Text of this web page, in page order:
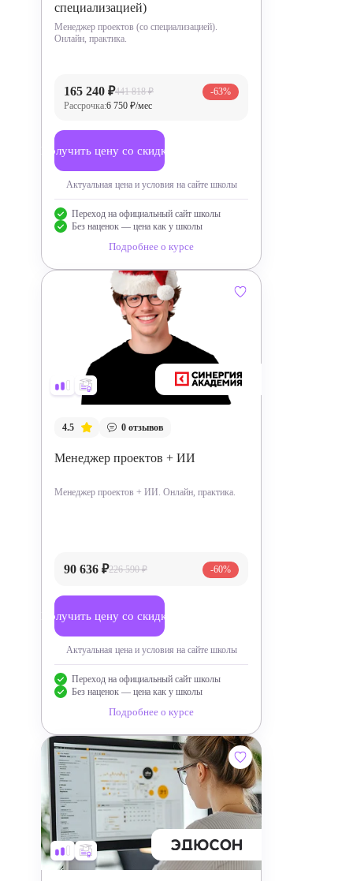
специализацией)
Менеджер проектов (со специализацией).
Онлайн, практика.
165 240 ₽441 818 ₽
Рассрочка:6 750 ₽/мес
-63%
Получить цену со скидкой
Актуальная цена и условия на сайте школы
Переход на официальный сайт школы
Без наценок — цена как у школы
Подробнее о курсе
4.5 0 отзывов
Менеджер проектов + ИИ
Менеджер проектов + ИИ. Онлайн, практика.
90 636 ₽226 590 ₽ -60%
Получить цену со скидкой
Актуальная цена и условия на сайте школы
Переход на официальный сайт школы
Без наценок — цена как у школы
Подробнее о курсе